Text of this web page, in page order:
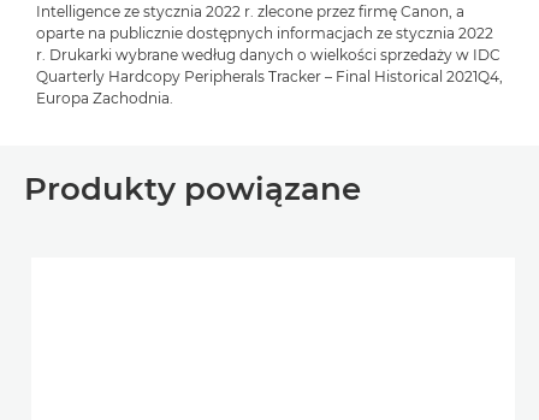
Intelligence ze stycznia 2022 r. zlecone przez firmę Canon, a
oparte na publicznie dostępnych informacjach ze stycznia 2022
r. Drukarki wybrane według danych o wielkości sprzedaży w IDC
Quarterly Hardcopy Peripherals Tracker – Final Historical 2021Q4,
Europa Zachodnia.
Produkty powiązane